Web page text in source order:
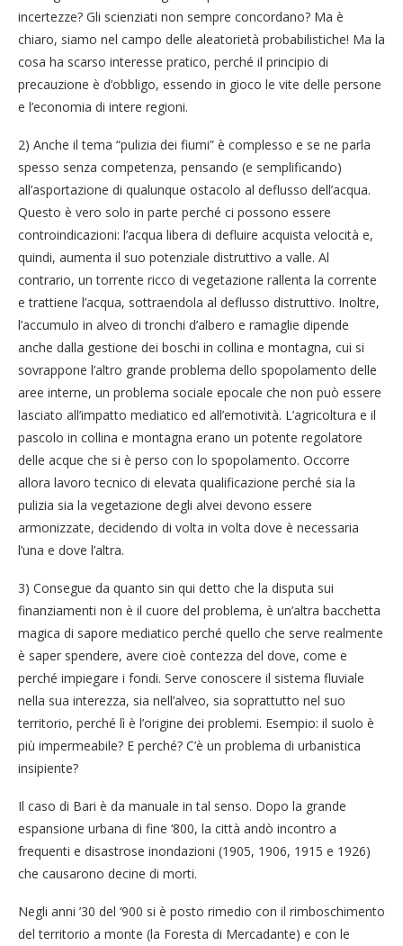
incertezze? Gli scienziati non sempre concordano? Ma è
chiaro, siamo nel campo delle aleatorietà probabilistiche! Ma la
cosa ha scarso interesse pratico, perché il principio di
precauzione è d’obbligo, essendo in gioco le vite delle persone
e l’economia di intere regioni.
2) Anche il tema “pulizia dei fiumi” è complesso e se ne parla
spesso senza competenza, pensando (e semplificando)
all’asportazione di qualunque ostacolo al deflusso dell’acqua.
Questo è vero solo in parte perché ci possono essere
controindicazioni: l’acqua libera di defluire acquista velocità e,
quindi, aumenta il suo potenziale distruttivo a valle. Al
contrario, un torrente ricco di vegetazione rallenta la corrente
e trattiene l’acqua, sottraendola al deflusso distruttivo. Inoltre,
l’accumulo in alveo di tronchi d’albero e ramaglie dipende
anche dalla gestione dei boschi in collina e montagna, cui si
sovrappone l’altro grande problema dello spopolamento delle
aree interne, un problema sociale epocale che non può essere
lasciato all’impatto mediatico ed all’emotività. L’agricoltura e il
pascolo in collina e montagna erano un potente regolatore
delle acque che si è perso con lo spopolamento. Occorre
allora lavoro tecnico di elevata qualificazione perché sia la
pulizia sia la vegetazione degli alvei devono essere
armonizzate, decidendo di volta in volta dove è necessaria
l’una e dove l’altra.
3) Consegue da quanto sin qui detto che la disputa sui
finanziamenti non è il cuore del problema, è un’altra bacchetta
magica di sapore mediatico perché quello che serve realmente
è saper spendere, avere cioè contezza del dove, come e
perché impiegare i fondi. Serve conoscere il sistema fluviale
nella sua interezza, sia nell’alveo, sia soprattutto nel suo
territorio, perché lì è l’origine dei problemi. Esempio: il suolo è
più impermeabile? E perché? C’è un problema di urbanistica
insipiente?
Il caso di Bari è da manuale in tal senso. Dopo la grande
espansione urbana di fine ‘800, la città andò incontro a
frequenti e disastrose inondazioni (1905, 1906, 1915 e 1926)
che causarono decine di morti.
Negli anni ’30 del ‘900 si è posto rimedio con il rimboschimento
del territorio a monte (la Foresta di Mercadante) e con le